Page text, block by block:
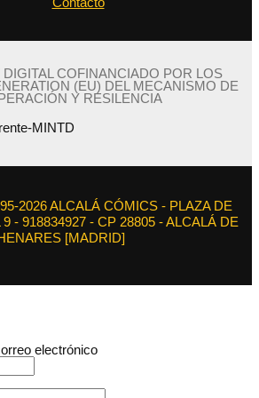
COFINANCIADO POR LOS
(EU) DEL MECANISMO DE
Y RESILENCIA
2026 ALCALÁ CÓMICS - PLAZA DE
- 918834927 - CP 28805 - ALCALÁ DE
[MADRID]
electrónico